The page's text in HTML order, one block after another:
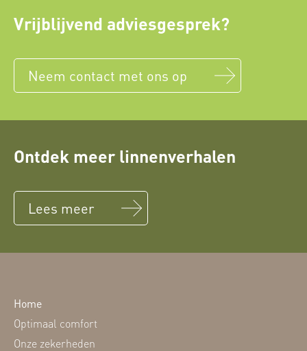
Vrijblijvend adviesgesprek?
Neem contact met ons op
Ontdek meer linnenverhalen
Lees meer
Home
Optimaal comfort
Onze zekerheden